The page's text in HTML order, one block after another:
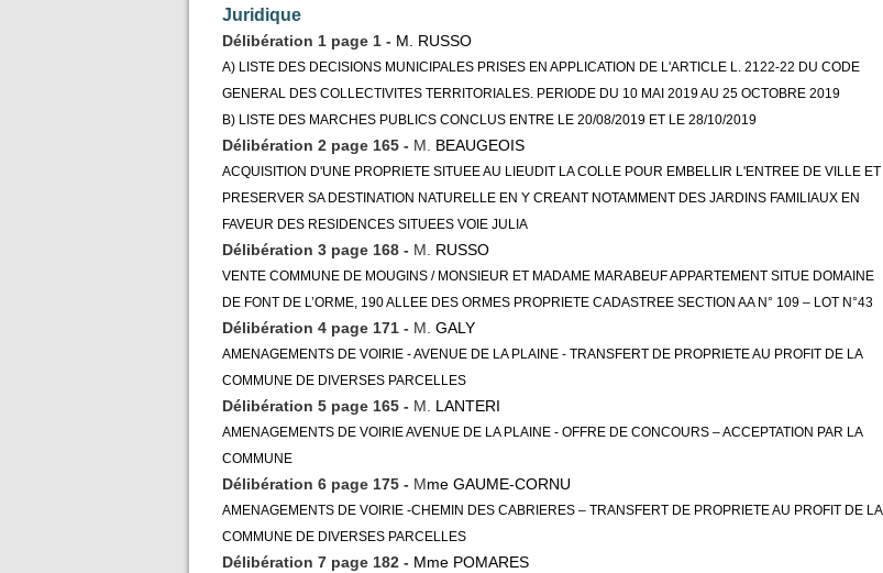
Juridique
Délibération 1 page 1 - M. RUSSO
A) LISTE DES DECISIONS MUNICIPALES PRISES EN APPLICATION DE L'ARTICLE L. 2122-22 DU CODE
GENERAL DES COLLECTIVITES TERRITORIALES. PERIODE DU 10 MAI 2019 AU 25 OCTOBRE 2019
B) LISTE DES MARCHES PUBLICS CONCLUS ENTRE LE 20/08/2019 ET LE 28/10/2019
Délibération 2 page 165 - M. BEAUGEOIS
ACQUISITION D'UNE PROPRIETE SITUEE AU LIEUDIT LA COLLE POUR EMBELLIR L'ENTREE DE VILLE ET
PRESERVER SA DESTINATION NATURELLE EN Y CREANT NOTAMMENT DES JARDINS FAMILIAUX EN
FAVEUR DES RESIDENCES SITUEES VOIE JULIA
Délibération 3 page 168 - M. RUSSO
VENTE COMMUNE DE MOUGINS / MONSIEUR ET MADAME MARABEUF APPARTEMENT SITUE DOMAINE
DE FONT DE L’ORME, 190 ALLEE DES ORMES PROPRIETE CADASTREE SECTION AA N° 109 – LOT N°43
Délibération 4 page 171 - M. GALY
AMENAGEMENTS DE VOIRIE - AVENUE DE LA PLAINE - TRANSFERT DE PROPRIETE AU PROFIT DE LA
COMMUNE DE DIVERSES PARCELLES
Délibération 5 page 165 - M. LANTERI
AMENAGEMENTS DE VOIRIE AVENUE DE LA PLAINE - OFFRE DE CONCOURS – ACCEPTATION PAR LA
COMMUNE
Délibération 6 page 175 - Mme GAUME-CORNU
AMENAGEMENTS DE VOIRIE -CHEMIN DES CABRIERES – TRANSFERT DE PROPRIETE AU PROFIT DE LA
COMMUNE DE DIVERSES PARCELLES
Délibération 7 page 182 - Mme POMARES